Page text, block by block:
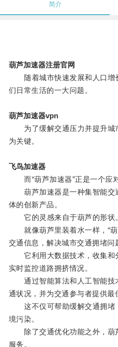
简介
葫芦加速器注册官网
随着城市快速发展和人口增
们日常生活的一大问题。
葫芦加速器vpn
为了缓解交通压力并提升城
为关键。
飞鸟加速器
而“葫芦加速器”正是一个应对
葫芦加速器是一种集智能交
体的创新产品。
它的灵感来自于葫芦的形状
就像葫芦里装着水一样，“葫
交通信息，解决城市交通拥堵问
它利用大数据技术，收集和
实时监控道路拥挤情况。
通过智能算法和人工智能技
通状况，并为交通参与者提供最
这不仅可帮助缓解交通拥堵
境污染。
除了交通优化功能之外，葫
服务。